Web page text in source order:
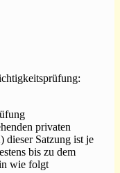
privaten
dieser Satzung ist je
bis zu dem
wie folgt